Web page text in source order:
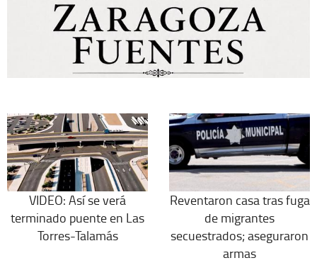
VIDEO: Así se verá
terminado puente en Las
Torres-Talamás
Reventaron casa tras fuga
de migrantes
secuestrados; aseguraron
armas